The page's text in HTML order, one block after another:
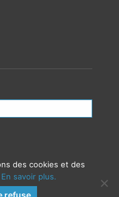
résérvés
des cookies et des
En savoir plus.
refuse